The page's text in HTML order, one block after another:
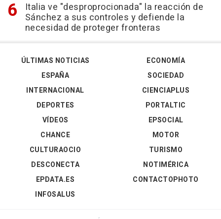
Italia ve "desproprocionada" la reacción de
Sánchez a sus controles y defiende la
necesidad de proteger fronteras
ÚLTIMAS NOTICIAS
ESPAÑA
INTERNACIONAL
DEPORTES
VÍDEOS
ECONOMÍA
SOCIEDAD
CIENCIAPLUS
PORTALTIC
EPSOCIAL
CHANCE
CULTURAOCIO
DESCONECTA
EPDATA.ES
INFOSALUS
MOTOR
TURISMO
NOTIMÉRICA
CONTACTOPHOTO